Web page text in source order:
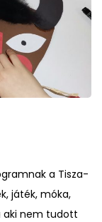
a Tisza-
játék, móka,
aki nem tudott